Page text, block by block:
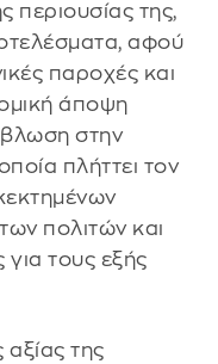
περιουσίας της,
αφού
παροχές και
άποψη
στην
πλήττει τον
πολιτών και
τους εξής
της